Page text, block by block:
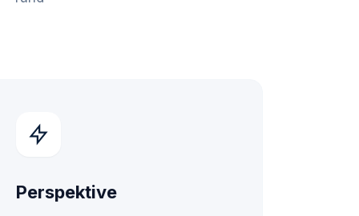
Perspektive